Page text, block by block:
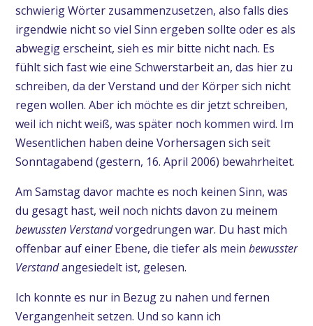
schwierig Wörter zusammenzusetzen, also falls dies
irgendwie nicht so viel Sinn ergeben sollte oder es als
abwegig erscheint, sieh es mir bitte nicht nach. Es
fühlt sich fast wie eine Schwerstarbeit an, das hier zu
schreiben, da der Verstand und der Körper sich nicht
regen wollen. Aber ich möchte es dir jetzt schreiben,
weil ich nicht weiß, was später noch kommen wird. Im
Wesentlichen haben deine Vorhersagen sich seit
Sonntagabend (gestern, 16. April 2006) bewahrheitet.
Am Samstag davor machte es noch keinen Sinn, was
du gesagt hast, weil noch nichts davon zu meinem
bewussten Verstandvorgedrungen war. Du hast mich
offenbar auf einer Ebene, die tiefer als mein bewusster
Verstandangesiedelt ist, gelesen.
Ich konnte es nur in Bezug zu nahen und fernen
Vergangenheit setzen. Und so kann ich